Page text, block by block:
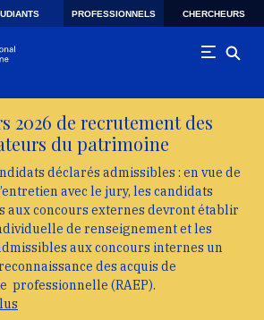
PROFESSIONNELS CHERCHEURS
2026 de recrutement des
du patrimoine
déclarés admissibles : en vue de
avec le jury, les candidats
aux concours externes devront établir
de renseignement et les
aux concours internes un
des acquis de
professionnelle (RAEP).